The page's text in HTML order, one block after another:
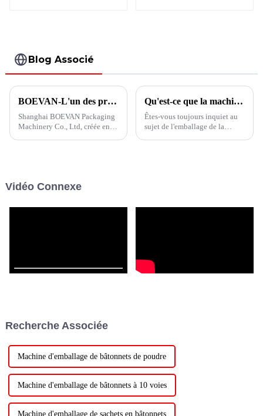
Blog Associé
BOEVAN-L'un des principaux fabricants de machines d'emballage
Shanghai BOEVAN Packaging
Machinery Co., Ltd, créée en
d'emballage parfaite peut être
Qu'est-ce que la machine d'emballage de sachets horizontaux BHS-110 à Boevan ?
Êtes-vous toujours inquiet au
sujet de l'emballage de la
Vidéo Connexe
Recherche Associée
Machine d'emballage de bâtonnets de poudre
Machine d'emballage de bâtonnets à 10 voies
Machine d'emballage de sachets en bâtonnets